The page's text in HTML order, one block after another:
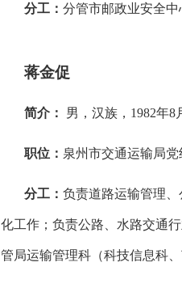
分工：分管市邮政业安全中
蒋金促
简介： 男，汉族，1982年8
职位： 泉州市交通运输局党
分工：负责道路运输管理
化工作；负责公路、水路交通
管局运输管理科（科技信息科